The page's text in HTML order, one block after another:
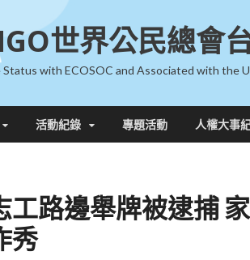
世界公民總會
with ECOSOC and Associated with the
活動紀錄 專題活動 人權大事
工路邊舉牌被逮捕
秀